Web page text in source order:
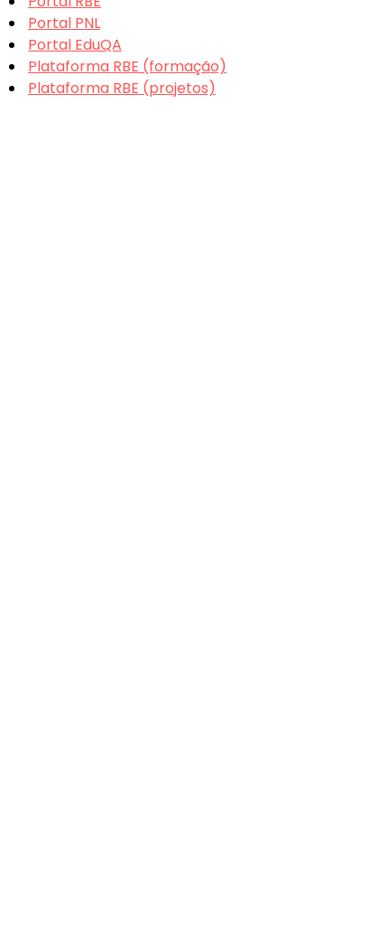
Portal PNL
Portal EduQA
Plataforma RBE (formação)
Plataforma RBE (projetos)